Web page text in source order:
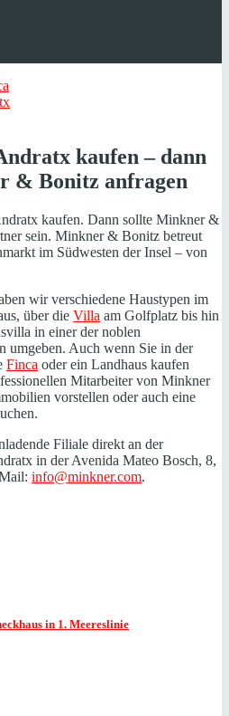
kaufen – dann
& Bonitz anfragen
kaufen. Dann sollte Minkner &
sein. Minkner & Bonitz betreut
im Südwesten der Insel – von
wir verschiedene Haustypen im
über die Villa am Golfplatz bis hin
in einer der noblen
umgeben. Auch wenn Sie in der
Finca oder ein Landhaus kaufen
Mitarbeiter von Minkner
vorstellen oder auch eine
Filiale direkt an der
in der Avenida Mateo Bosch, 8,
info@minkner.com.
in 1. Meereslinie